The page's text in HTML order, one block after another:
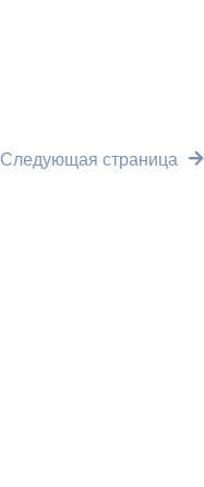
Следующая страница